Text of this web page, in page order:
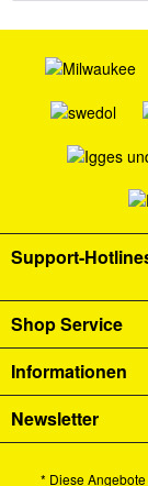
Support-
Shop Service
Informationen
Newsletter
* Diese